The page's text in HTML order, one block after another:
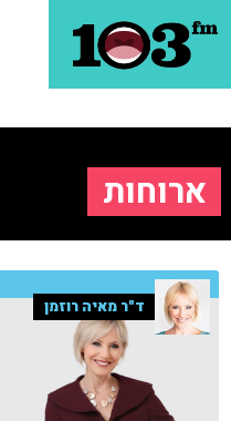
ארוחות
ד"ר מאיה רוזמן